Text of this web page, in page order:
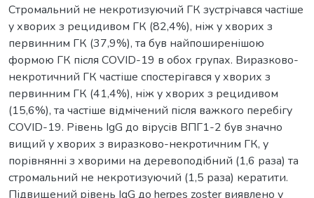
Стромальний не некротизуючий ГК зустрічався частіше
у хворих з рецидивом ГК (82,4%), ніж у хворих з
первинним ГК (37,9%), та був найпоширенішою
формою ГК після COVID-19 в обох групах. Виразково-
некротичний ГК частіше спостерігався у хворих з
первинним ГК (41,4%), ніж у хворих з рецидивом
(15,6%), та частіше відмічений після важкого перебігу
СOVID-19. Рівень IgG до вірусів ВПГ1-2 був значно
вищий у хворих з виразково-некротичним ГК, у
порівнянні з хворими на деревоподібний (1,6 раза) та
стромальний не некротизуючий (1,5 раза) кератити.
Підвищений рівень IgG до herpes zoster виявлено у